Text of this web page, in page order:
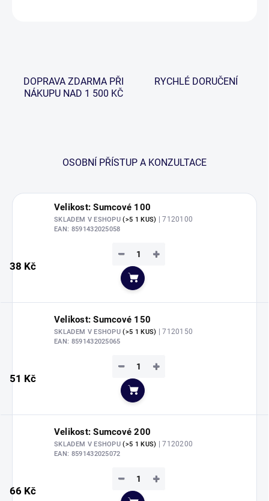
DOPRAVA ZDARMA PŘI
NÁKUPU NAD 1 500 KČ
RYCHLÉ DORUČENÍ
OSOBNÍ PŘÍSTUP A KONZULTACE
Velikost: Sumcové 100
SKLADEM V ESHOPU(>5 1 KUS) | 7120100
EAN: 8591432025058
38 Kč
+
−
Do košíku
Velikost: Sumcové 150
SKLADEM V ESHOPU(>5 1 KUS) | 7120150
EAN: 8591432025065
51 Kč
+
−
Do košíku
Velikost: Sumcové 200
SKLADEM V ESHOPU(>5 1 KUS) | 7120200
EAN: 8591432025072
66 Kč
+
−